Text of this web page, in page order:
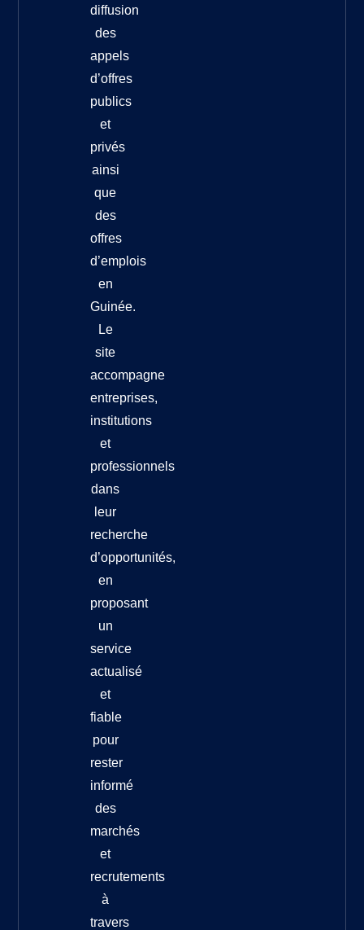
diffusion
des
appels
d’offres
publics
et
privés
ainsi
que
des
offres
d’emplois
en
Guinée.
Le
site
accompagne
entreprises,
institutions
et
professionnels
dans
leur
recherche
d’opportunités,
en
proposant
un
service
actualisé
et
fiable
pour
rester
informé
des
marchés
et
recrutements
à
travers